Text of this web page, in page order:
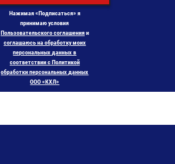
Нажимая «Подписаться» я
принимаю условия
Пользовательского соглашенияи
соглашаюсь на обработку моих
персональных данных в
соответствии с Политикой
обработки персональных данных
ООО «КХЛ»